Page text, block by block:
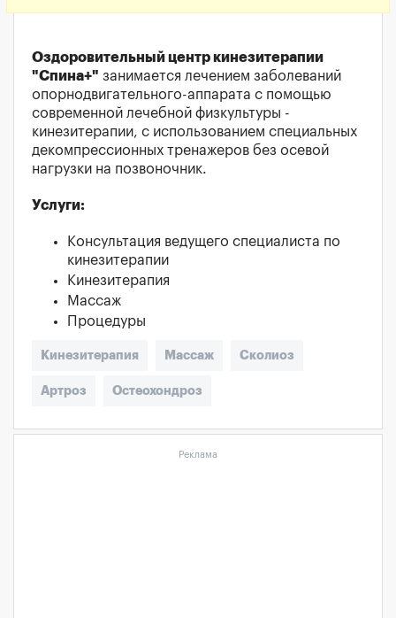
Оздоровительный центр кинезитерапии
"Спина+" занимается лечением заболеваний
опорнодвигательного-аппарата с помощью
современной лечебной физкультуры -
кинезитерапии, с использованием специальных
декомпрессионных тренажеров без осевой
нагрузки на позвоночник.
Услуги:
Консультация ведущего специалиста по
кинезитерапии
Кинезитерапия
Массаж
Процедуры
Кинезитерапия Массаж Сколиоз
Артроз Остеохондроз
Реклама